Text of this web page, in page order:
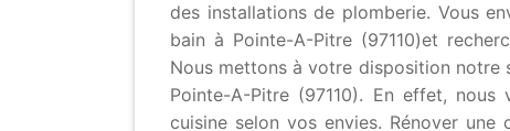
des installations de plomberie. Vous
bain à Pointe-A-Pitre (97110)et
Nous mettons à votre disposition notre
Pointe-A-Pitre (97110). En effet,
cuisine selon vos envies. Rénover